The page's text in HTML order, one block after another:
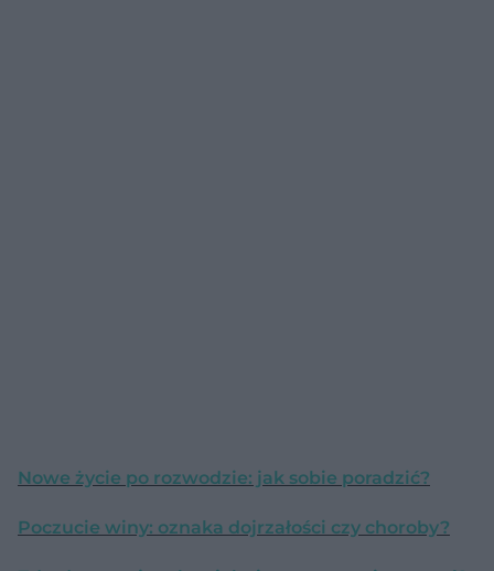
Nowe życie po rozwodzie: jak sobie poradzić?
Poczucie winy: oznaka dojrzałości czy choroby?